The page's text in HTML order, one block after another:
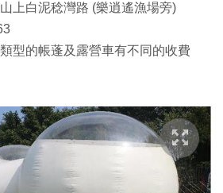
上白泥稔灣路 (樂逍遙漁場旁)
型的帳蓬及露營車有不同的收費